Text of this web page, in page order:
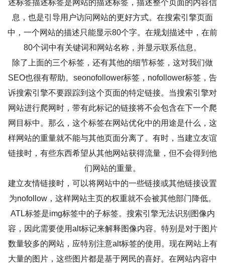
述标签描述标签是网站的描述标签，描述整个页面的内容信
息，也是引导用户访问网站的更好方式。在搜索引擎页面
中，一个网站的描述只能显示80个字。在规划描述中，在前
80个词中有关键词和网站名称，并显示联系信息。
除了上面的三个标签，还有其他的细节标签，这对我们做
SEO也很有帮助。seonofollower标签，nofollower标签，告
诉搜索引擎不要跟踪到这个页面的特定链接。当搜索引擎对
网站进行爬网时，带有此标记的链接将不会包含在下一个爬
网目标中。那么，这个标签在网站优化中的用途是什么，这
样网站的重量就不能与其他页面分离了。有时，当建立友谊
链接时，有些东西希望从其他网站获得流量，但不会得到他
们网站的重量。
建立友情链接时，可以将网站中的一些链接或其他链接设置
为nofollow，这样网站主页的权重就不会被其他部门降低。
ATL标签是img标签中的子标签。搜索引擎无法识别图像内
容，因此需要使用alt标记来解释图像内容。特别是对于图片
数量较多的网站，应特别注意alt标签的使用。现在网站上有
大量的图片，这些图片都是基于网民的喜好。在网站内容中